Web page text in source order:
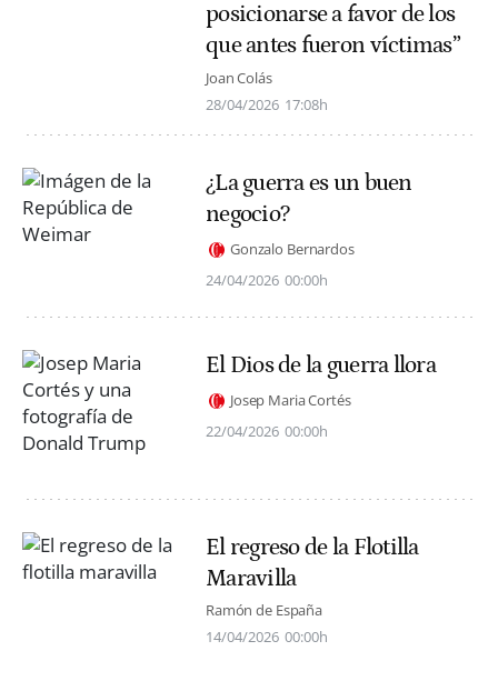
posicionarse a favor de los
que antes fueron víctimas”
Joan Colás
28/04/2026 17:08h
¿La guerra es un buen
negocio?
Gonzalo Bernardos
24/04/2026 00:00h
El Dios de la guerra llora
Josep Maria Cortés
22/04/2026 00:00h
El regreso de la Flotilla
Maravilla
Ramón de España
14/04/2026 00:00h